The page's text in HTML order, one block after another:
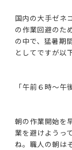
国内の大手ゼネ
の作業回避のた
の中で、猛暑期
としてですが以
「午前６時～午
朝の作業開始を
業を避けようっ
ね。職人の朝は